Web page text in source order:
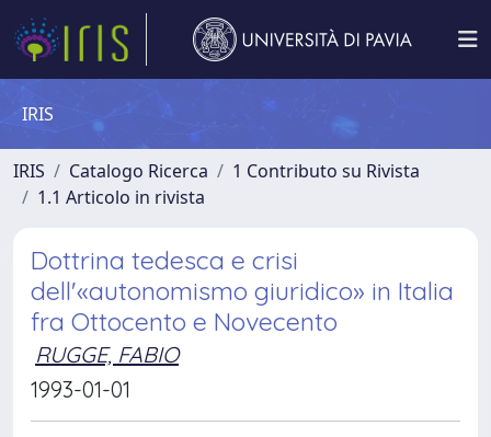
IRIS
IRIS Catalogo Ricerca
1 Contributo su Rivista
1.1 Articolo in rivista
Dottrina tedesca e crisi
dell'«autonomismo giuridico» in Italia
fra Ottocento e Novecento
RUGGE, FABIO
1993-01-01